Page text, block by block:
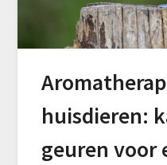
huisdieren:
geuren voor